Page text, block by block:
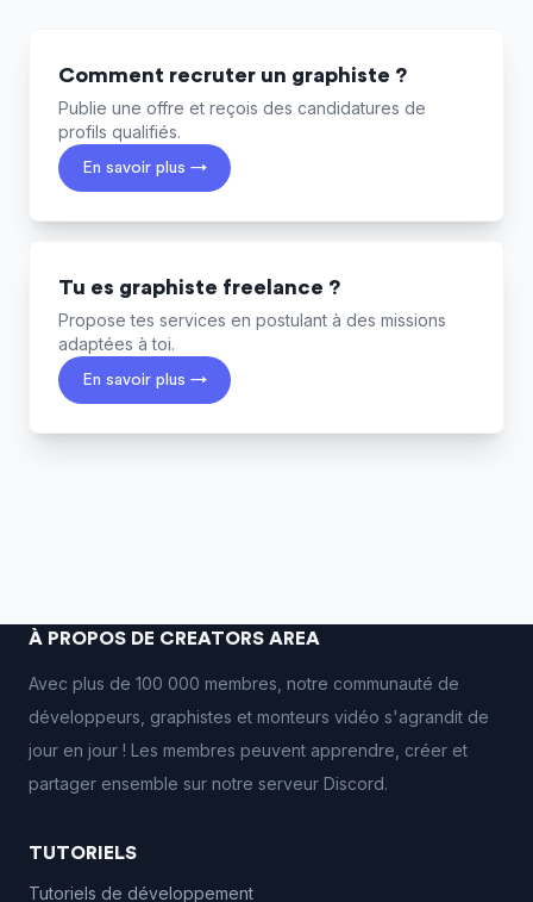
Comment recruter un graphiste ?
Publie une offre et reçois des candidatures de
profils qualifiés.
En savoir plus →
Tu es graphiste freelance ?
Propose tes services en postulant à des missions
adaptées à toi.
En savoir plus →
À PROPOS DE CREATORS AREA
Avec plus de 100 000 membres, notre communauté de
développeurs, graphistes et monteurs vidéo s'agrandit de
jour en jour ! Les membres peuvent apprendre, créer et
partager ensemble sur notre serveur Discord.
TUTORIELS
Tutoriels de développement